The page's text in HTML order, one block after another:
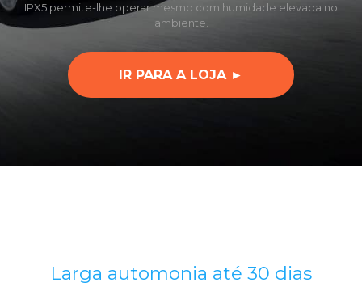
IPX5 permite-lhe operar mesmo com humidade elevada no
ambiente.
IR PARA A LOJA ►
Larga automonia até 30 dias